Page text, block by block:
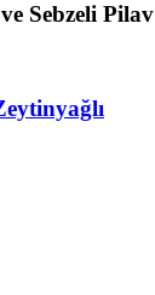
Sebzeli Pilav